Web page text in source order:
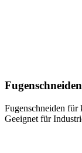
Fugenschneiden
Fugenschneiden für
Geeignet für